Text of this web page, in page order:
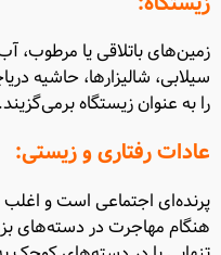
زمین‌های باتلاقی یا مرطوب،
سیلابی، شالیزارها، حاشیه
را به عنوان زیستگاه برمی‌گزیند.
عادات رفتاری و زیستی:
پرنده‌ای اجتماعی است و
هنگام مهاجرت در دسته‌های